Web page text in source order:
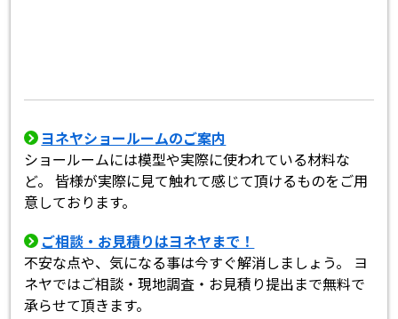
ヨネヤショールームのご案内
ショールームには模型や実際に使われている材料な
ど。 皆様が実際に見て触れて感じて頂けるものをご用
意しております。
ご相談・お見積りはヨネヤまで！
不安な点や、気になる事は今すぐ解消しましょう。 ヨ
ネヤではご相談・現地調査・お見積り提出まで無料で
承らせて頂きます。